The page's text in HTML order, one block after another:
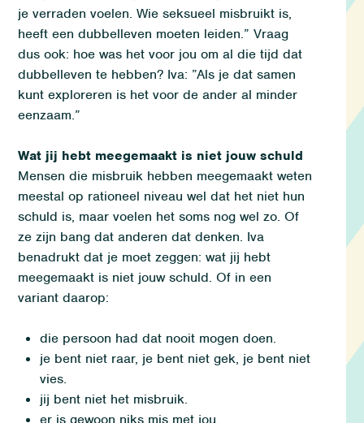
je verraden voelen.Wie seksueel misbruikt is,
heefteen dubbelleven moeten leiden.” Vraag
dus ook: hoe was het voor jou om al die tijd dat
dubbelleven te hebben? Iva: ”Als je dat samen
kunt exploreren is hetvoor de anderal minder
eenzaam.”
Wat jij hebt meegemaakt is niet jouw schuld
Mensen die misbruik hebben meegemaakt weten
meestalop rationeel niveau weldat het niet hun
schuld is, maarvoelen het soms nog wel zo. Of
ze zijn bang dat anderen dat denken. Iva
benadrukt dat je moet zeggen:wat jij hebt
meegemaakt is niet jouw schuld. Of in een
variant daarop:
diepersoon had dat nooit mogen doen.
jebent niet raar, je bent niet gek, je bent niet
vies.
jij bent niet het misbruik.
eris gewoon niks mis met jou.